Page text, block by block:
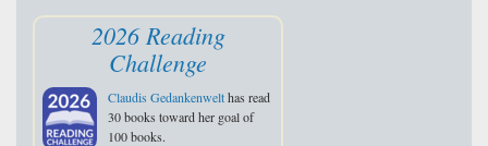
2026 Reading
Challenge
Claudis Gedankenwelthas read
30 books toward her goal of
100 books.